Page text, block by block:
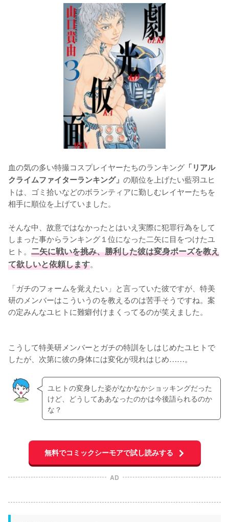
血の気の多い特撮コスプレイヤーたちのランキング 「リアル
クライムファイターランキング」 の順位を上げたい藍羽ユヒ
トは、ゴミ拾いなどのボランティアに勤しむレイヤーたちを
相手に順位を上げていました。
そんな中、故意ではなかったとはいえ実際に犯罪行為をして
しまった事からランキング１位になった二矢に目をつけたユ
ヒト。 二矢に戦いを挑み、勝利した彼は変身ポーズを教え
て欲しいと依頼します。
「ガチのフォームを覚えたい」と言っていた彼ですが、特美
研のメンバーはこういうのを教えるのは苦手そうですね。案
の定みんなユヒトに難癖付けまくってるのが笑えました。
こうして特美研メンバーとガチの特訓をしはじめたユヒトで
したが、次第に彼の身体には変化が現れはじめ……。
ユヒトの変身した姿がなかなかショッキングだった
けど、どうしてああなったのかは今後語られるのか
な？
無料でコミックシーモアで試し読みする
AD